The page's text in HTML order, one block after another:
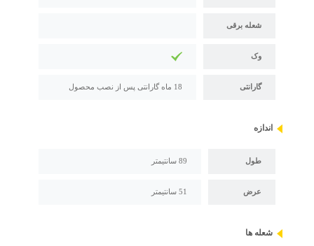
شعله برقی
وک
گارانتی 18 ماه گارانتی پس از نصب محصول
اندازه
طول 89 سانتیمتر
عرض 51 سانتیمتر
شعله ها